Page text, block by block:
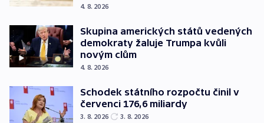
4. 8. 2026
Skupina amerických států vedených
demokraty žaluje Trumpa kvůli
novým clům
4. 8. 2026
Schodek státního rozpočtu činil v
červenci 176,6 miliardy
3. 8. 2026 3. 8. 2026